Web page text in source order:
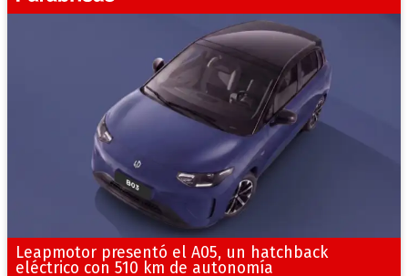
Leapmotor presentó el A05, un hatchback
eléctrico con 510 km de autonomía